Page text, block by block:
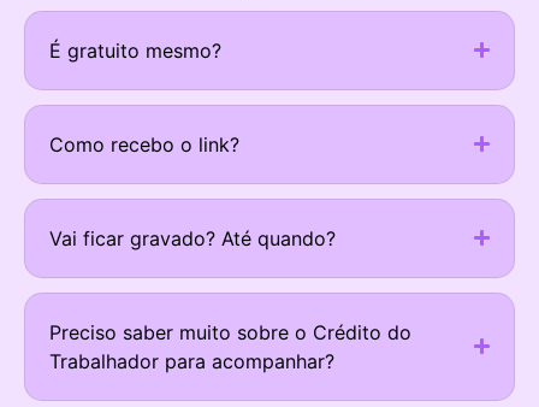
É gratuito mesmo?
Como recebo o link?
Vai ficar gravado? Até quando?
Preciso saber muito sobre o Crédito do
Trabalhador para acompanhar?